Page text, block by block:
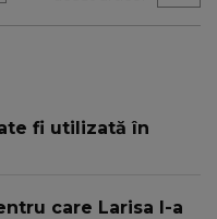
fi utilizată în
care Larisa l-a